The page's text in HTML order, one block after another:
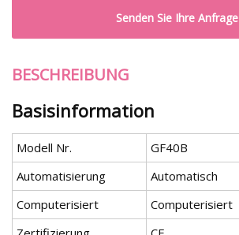
Senden Sie Ihre Anfrage
BESCHREIBUNG
Basisinformation
Modell Nr.
GF40B
Automatisierung
Automatisch
Computerisiert
Computerisiert